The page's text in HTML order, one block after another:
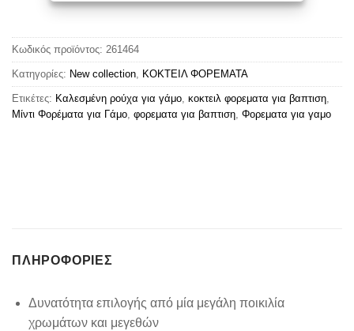
Κωδικός προϊόντος: 261464
Κατηγορίες: New collection, ΚΟΚΤΕΙΛ ΦΟΡΕΜΑΤΑ
Ετικέτες: Καλεσμένη ρούχα για γάμο, κοκτειλ φορεματα για βαπτιση,
Μίντι Φορέματα για Γάμο, φορεματα για βαπτιση, Φορεματα για γαμο
ΠΛΗΡΟΦΟΡΊΕΣ
Δυνατότητα επιλογής από μία μεγάλη ποικιλία
χρωμάτων και μεγεθών